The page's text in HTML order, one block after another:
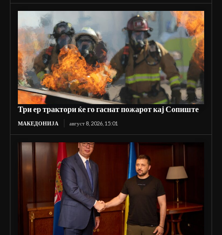
Три ер трактори ќе го гаснат пожарот кај Сопиште
МАКЕДОНИЈА август 8, 2026, 15:01